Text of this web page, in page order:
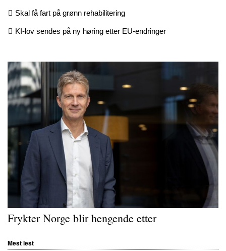
Skal få fart på grønn rehabilitering
KI-lov sendes på ny høring etter EU-endringer
Frykter Norge blir hengende etter
Mest lest